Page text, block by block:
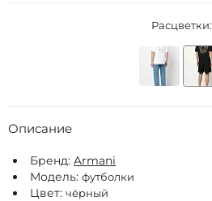
Расцветки:
Описание
Бренд: Armani
Модель: футболки
Цвет: чёрный